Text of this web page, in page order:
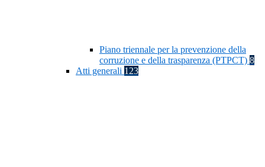
Piano triennale per la prevenzione della
corruzione e della trasparenza (PTPCT) 8
Atti generali 123